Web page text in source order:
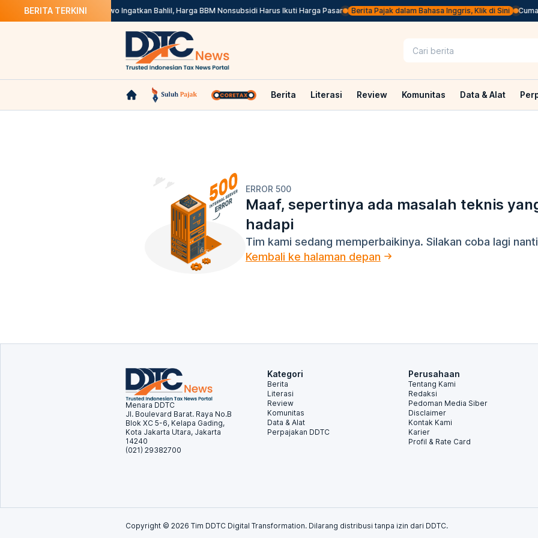
BERITA TERKINI
di Marketplace Prabowo Ingatkan Bahlil, Harga BBM Nonsubsidi Harus Ikuti Harga Pasar Berita Pajak dalam Bahasa Inggris, Klik di Sini Cuma
Berita Literasi Review Komunitas Data & Alat
ERROR 500
Maaf, sepertinya ada masalah teknis
hadapi
Tim kami sedang memperbaikinya. Silakan coba lagi
Kembali ke halaman depan
Menara DDTC
Jl. Boulevard Barat. Raya No.B
Blok XC 5-6, Kelapa Gading,
Kota Jakarta Utara, Jakarta
14240
(021) 29382700
Kategori
Berita
Literasi
Review
Komunitas
Data & Alat
Perpajakan DDTC
Perusahaan
Tentang Kami
Redaksi
Pedoman Media Siber
Disclaimer
Kontak Kami
Karier
Profil & Rate Card
Copyright © 2026 Tim DDTC Digital Transformation. Dilarang distribusi tanpa izin dari DDTC.